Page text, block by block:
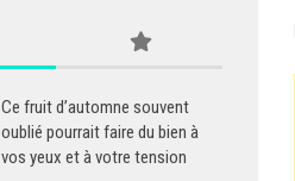
Ce fruit d’automne souvent
oublié pourrait faire du bien à
vos yeux et à votre tension